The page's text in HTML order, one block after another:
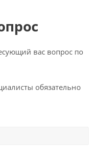
вас вопрос по
обязательно